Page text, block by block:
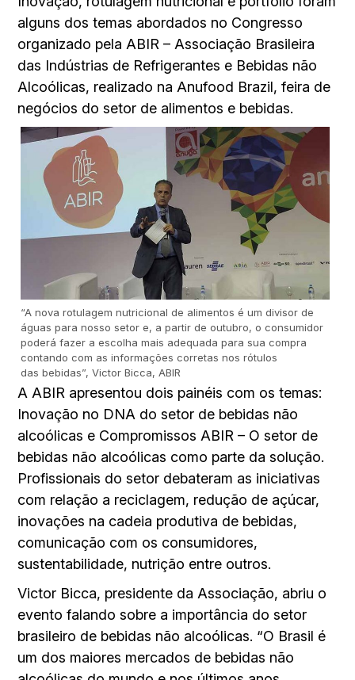
alguns dos temas abordados no Congresso
organizado pela ABIR – Associação Brasileira
das Indústrias de Refrigerantes e Bebidas não
Alcoólicas, realizado na Anufood Brazil, feira de
negócios do setor de alimentos e bebidas.
“A nova rotulagem nutricional de alimentos é um divisor de
águas para nosso setor e, a partir de outubro, o consumidor
poderá fazer a escolha mais adequada para sua compra
contando com as informações corretas nos rótulos
das bebidas”, Victor Bicca, ABIR
A ABIR apresentou dois painéis com os temas:
Inovação no DNA do setor de bebidas não
alcoólicas e Compromissos ABIR – O setor de
bebidas não alcoólicas como parte da solução.
Profissionais do setor debateram as iniciativas
com relação a reciclagem, redução de açúcar,
inovações na cadeia produtiva de bebidas,
comunicação com os consumidores,
sustentabilidade, nutrição entre outros.
Victor Bicca, presidente da Associação, abriu o
evento falando sobre a importância do setor
brasileiro de bebidas não alcoólicas. “O Brasil é
um dos maiores mercados de bebidas não